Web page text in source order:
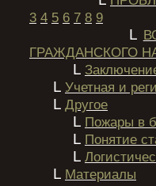
3 4 5 6 7 8 9
L
ГРАЖДАНСКОГО
L
L Учетная и
L Другое
L Пожары в
L Понятие
L
L Материалы